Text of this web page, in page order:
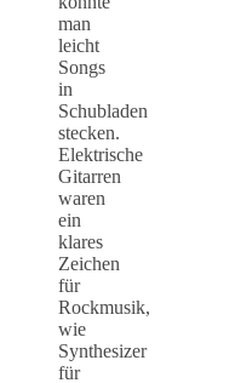
man
leicht
Songs
in
Schubladen
stecken.
Elektrische
Gitarren
waren
ein
klares
Zeichen
für
Rockmusik,
wie
Synthesizer
für